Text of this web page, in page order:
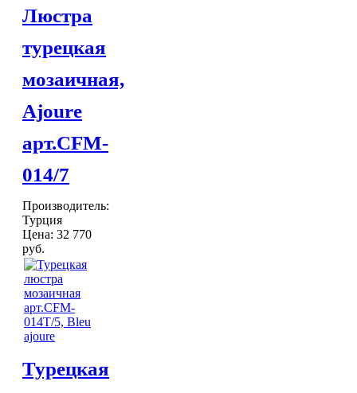
Курны в хамам
Краны и смесители в хамам
Медные тазы и ведра
Плитка Марокко
Вазы
Тарелки и блюда
Пледы и покрывала
Свечи и подсвечники
Хлопковые
Шерстяные
Люстра
турецкая
мозаичная,
Ajoure
арт.CFM-
014/7
Производитель:
Турция
Цена: 32 770
руб.
Турецкая